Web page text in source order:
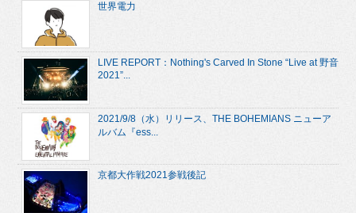
世界電力
LIVE REPORT：Nothing's Carved In Stone “Live at 野音
2021”...
2021/9/8（水）リリース、THE BOHEMIANS ニューア
ルバム『ess...
京都大作戦2021参戦後記